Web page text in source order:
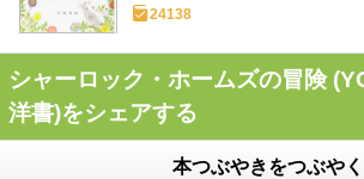
24138
シャーロック・ホームズの冒険
洋書)をシェアする
本つぶやきをつぶやく